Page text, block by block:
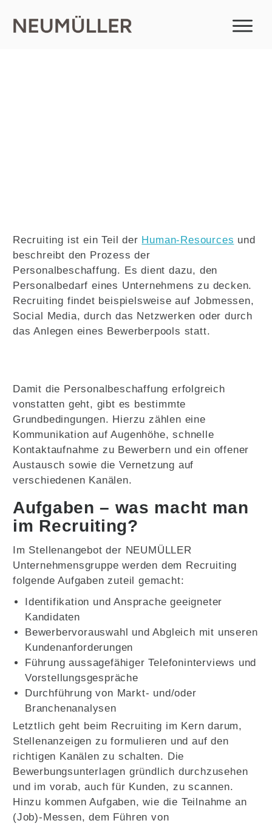
Recruiting ist ein Teil der Human-Resources und
beschreibt den Prozess der
Personalbeschaffung. Es dient dazu, den
Personalbedarf eines Unternehmens zu decken.
Recruiting findet beispielsweise auf Jobmessen,
Social Media, durch das Netzwerken oder durch
das Anlegen eines Bewerberpools statt.
Damit die Personalbeschaffung erfolgreich
vonstatten geht, gibt es bestimmte
Grundbedingungen. Hierzu zählen eine
Kommunikation auf Augenhöhe, schnelle
Kontaktaufnahme zu Bewerbern und ein offener
Austausch sowie die Vernetzung auf
verschiedenen Kanälen.
Aufgaben – was macht man
im Recruiting?
Im Stellenangebot der NEUMÜLLER
Unternehmensgruppe werden dem Recruiting
folgende Aufgaben zuteil gemacht:
Identifikation und Ansprache geeigneter
Kandidaten
Bewerbervorauswahl und Abgleich mit unseren
Kundenanforderungen
Führung aussagefähiger Telefoninterviews und
Vorstellungsgespräche
Durchführung von Markt- und/oder
Branchenanalysen
Letztlich geht beim Recruiting im Kern darum,
Stellenanzeigen zu formulieren und auf den
richtigen Kanälen zu schalten. Die
Bewerbungsunterlagen gründlich durchzusehen
und im vorab, auch für Kunden, zu scannen.
Hinzu kommen Aufgaben, wie die Teilnahme an
(Job)-Messen, dem Führen von